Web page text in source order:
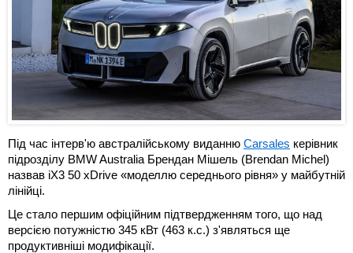
Під час інтерв'ю австралійському виданню Carsales керівник
підрозділу BMW Australia Брендан Мішель (Brendan Michel)
назвав iX3 50 xDrive «моделлю середнього рівня» у майбутній
лінійці.
Це стало першим офіційним підтвердженням того, що над
версією потужністю 345 кВт (463 к.с.) з'являться ще
продуктивніші модифікації.